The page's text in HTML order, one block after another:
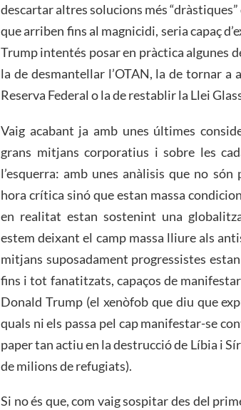
descartar altres solucions més
que arriben fins al magnicidi, seria capaç
Trump intentés posar en pràctica algunes
la de desmantellar l’OTAN, la de tornar a
Reserva Federal o la de restablir la Llei
Vaig acabant ja amb unes últimes
grans mitjans corporatius i sobre les
l’esquerra: amb unes anàlisis que no
hora crítica sinó que estan massa
en realitat estan sostenint una
estem deixant el camp massa lliure als
mitjans suposadament progressistes
fins i tot fanatitzats, capaços de
Donald Trump (el xenòfob que diu que
quals ni els passa pel cap manifestar-se
paper tan actiu en la destrucció de Líbia i
de milions de refugiats).
Si no és que, com vaig sospitar des del